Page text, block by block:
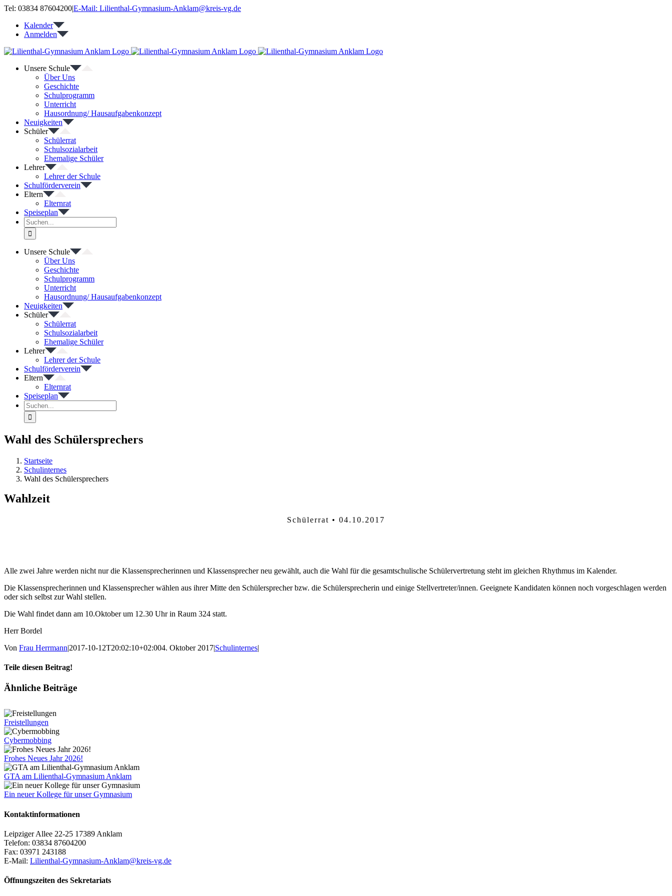
Zum
springen
Tel: 03834 87604200|E-Mail: Lilienthal-Gymnasium-Anklam@kreis-vg.de
Kalender
Anmelden
Unsere Schule
Über Uns
Geschichte
Schulprogramm
Unterricht
Hausordnung/ Hausaufgabenkonzept
Neuigkeiten
Schüler
Schülerrat
Schulsozialarbeit
Ehemalige Schüler
Lehrer
Lehrer der Schule
Schulförderverein
Eltern
Elternrat
Speiseplan
Suche
nach:
Unsere Schule
Über Uns
Geschichte
Schulprogramm
Unterricht
Hausordnung/ Hausaufgabenkonzept
Neuigkeiten
Schüler
Schülerrat
Schulsozialarbeit
Ehemalige Schüler
Lehrer
Lehrer der Schule
Schulförderverein
Eltern
Elternrat
Speiseplan
Suche
nach:
Wahl des Schülersprechers
Startseite
Schulinternes
Wahl des Schülersprechers
Wahlzeit
Schülerrat • 04.10.2017
Alle zwei Jahre werden nicht nur die Klassensprecherinnen und Klassensprecher neu gewählt, auch die Wahl für die gesamtschulische Schülervertretung steht im gleichen Rhythmus im Kalender.
Die Klassensprecherinnen und Klassensprecher wählen aus ihrer Mitte den Schülersprecher bzw. die Schülersprecherin und einige Stellvertreter/innen. Geeignete Kandidaten können noch vorgeschlagen werden
oder sich selbst zur Wahl stellen.
Die Wahl findet dann am 10.Oktober um 12.30 Uhr in Raum 324 statt.
Herr Bordel
Von Frau Herrmann|2017-10-12T20:02:10+02:004. Oktober 2017|Schulinternes|
Teile diesen Beitrag!
Facebook
X
Tumblr
Pinterest
E-
Ähnliche Beiträge
Freistellungen
Cybermobbing
Frohes Neues Jahr 2026!
GTA am Lilienthal-Gymnasium Anklam
Ein neuer Kollege für unser Gymnasium
Kontaktinformationen
Leipziger Allee 22-25 17389 Anklam
Telefon: 03834 87604200
Fax: 03971 243188
E-Mail: Lilienthal-Gymnasium-Anklam@kreis-vg.de
Öffnungszeiten des Sekretariats